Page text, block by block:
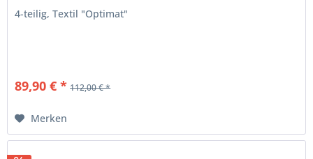
4-teilig, Textil "Optimat"
89,90 € * 112,00 € *
Merken